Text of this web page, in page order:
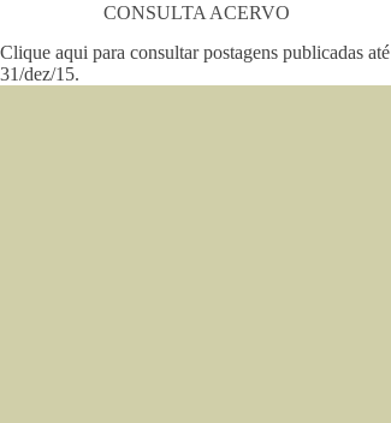
CONSULTA ACERVO
Clique aqui para consultar postagens publicadas até
31/dez/15.